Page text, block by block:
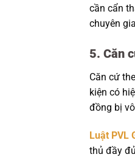
cần cẩn
chuyên
5. Căn
Căn cứ
kiện có
đồng bị
Luật PVL
thủ đầy